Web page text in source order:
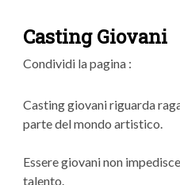
Casting Giovani
Condividi la pagina :
Casting giovani riguarda
parte del mondo artistico.
Essere giovani non
talento.